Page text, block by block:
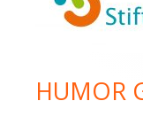
HUMOR